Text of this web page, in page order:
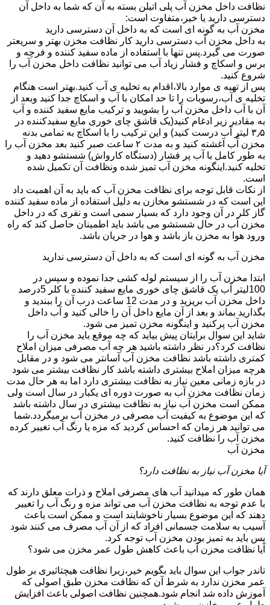
نظافت داخل مخزن آب پلی اتیلن بسته به آن که شما به داخل آن
دسترسی دارید یا خیر،متفاوت است:
مخزن آب به گونه ای است که به داخل آن دسترسی دارید
به داخل مخزن آب دسترسی دارید کار نظافت مخزن بهتر و سریعتر
صورت می گیرد.پس تنها با استفاده از ماده سفید کننده و فرچه و
برس و اسکاچ و فشار زیاد آب می توانید نظافت داخل مخزن آب را
شروع کنید.
پس از تهیه ی موارد بالا،اقدام به تخلیه ی آب کنید.بهتر است هنگام
تخلیه ی آب،رسوبات را تا حد امکان با آب و اسکاچ جدا کنید وبعد از
آن با آب داخل مخزن آب را بشویید و ترکیب مایع سفید کننده و آب
به مقادیر زیر ادغام کنید(یک قاشق چای خوری مایع سفیدکننده در
۳٫۵ لیتر آب درست کنید) و این ترکیب را با اسکاچ به تمامی بدنه
مخزن آّب آغشته کنید و به مدت ۲ ساعت صبر کنید بعد مخزن آب را
به طور کامل با آب پر فشار (دستگاه کارواش) شستشو دهید و
تخلیه کنید.اینگونه مخزن آب تمیز شده ونظافت آن تکمیل شده
است.
از نکات قابل توجه برای نظافت مخزن آب که باید به آن اهمیت داد
این است که در شستشو مخازن به دلیل استفاده از ماده سفید کننده
گاز کلر در آن وجود دارد که بسیار سمی است و نفری که در داخل
مخزن آب در حال شستشو می باشد باید اطمینان حاصل کند که راه
ورود هوا به مخزن باز باشد و هوا در جریان باشد.
مخزن آب به گونه ای است که به داخل آن دسترسی ندارید
ابتدا مخزن آب را از سیستم لوله کشی جدا نموده و سپس در
100لیتر آب یک قاشق چای خوری مایع سفید کننده با کلر 5درصد
داخل مخزن آب بریزید و در مدت 12 ساعت درب آن را ببندید و
بگذارید بماند و بعد از آن مایع داخل آن را خالی کنید و آب داخل
مخزن آب پرکنید و اینگونه مخزن تمیز می شود.
شاید این سوال برایتان پیش بیاید که چه موقع باید مخزن آب را
نظافت کرد؟در نظر داشته باشید هر چه آب مصرفی میزان املاح
کمتری داشته باشد نظافت مخزن آب آسانتر می شود و در مقابل
هرچه میزان املاح بیشتری داشته باشد کار نظافت بیشتر می شود
در بازه زمانی معین نیاز به نظافت بیشتری دارد اما به هر حال مدت
زمان نظافت مخزن آب به صورت دوره ای یکبار در سال است ولی
ممکن است مخزن آب نیاز به نظافت بیشتری در سال داشته باشد
که این موضوع به کیفیت آب مصرفی در مخزن آب برمیگردد.شما
می توانید هر زمان که احساس کردید که مزه یا رنگ آب تغییر کرده
مخزن آب را نظافت کنید.
مخزن آب
آیا مخزن آب نیاز به نظافت دارد؟
همان طور که میدانید آب های مصرفی املاح و ذرات معلق دارند که
با عدم توجه به نظافت مخزن آب می تواند مزه و رنگ آب را تغییر
دهند که این موضوع بسیار ناخوشایند است و ممکن است باعث
آسیب به سلامت جسمانی افراد که از آن آب مصرف می کنند شود
پس باید به تمیز بودن مخزن آب توجه کرد.
آیا نظافت مخزن آب باعث کاهش طول عمر مخزن می شود؟
تاندر جواب این سوال باید بگویم خیر،زیرا نظافت هیچتاثیری بر طول
عمر مخزن ندارد به شرط آن که نظافت مخزن طبق اصولی که
آموزش داده شد انجام شود.همچنین نظافت اصولی باعث افزایش